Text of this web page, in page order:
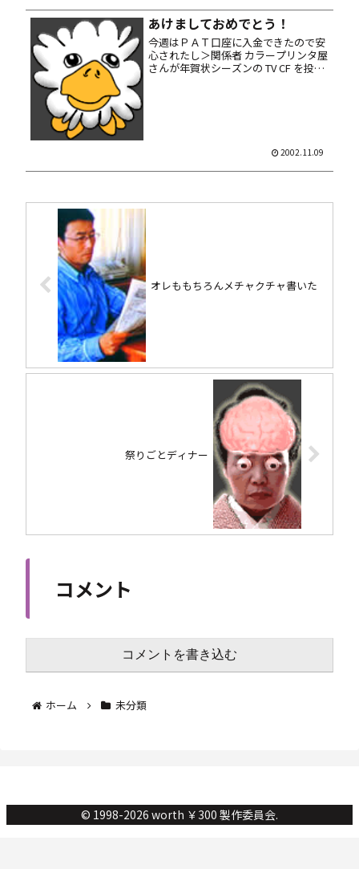
あけましておめでとう！
今週はＰＡＴ口座に入金できたので安
心されたし＞関係者 カラープリンタ屋
さんが年賀状シーズンの TV CF を投入
2002.11.09
オレももちろんメチャクチャ書いた
祭りごとディナー
コメント
コメントを書き込む
ホーム 未分類
© 1998-2026 worth ￥300 製作委員会.